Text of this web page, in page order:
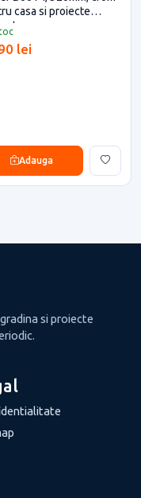
casa si proiecte
lei
Adauga
si proiecte